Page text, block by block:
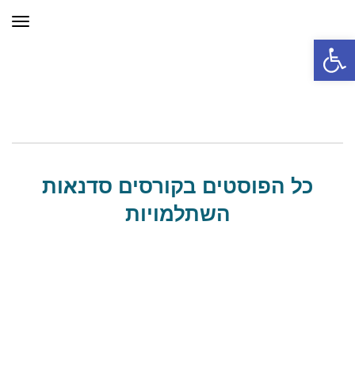
פתח סרגל נגישות
כל הפוסטים בקורסים סדנאות
השתלמויות